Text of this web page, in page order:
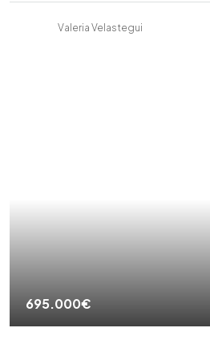
Valeria Velastegui
695.000€